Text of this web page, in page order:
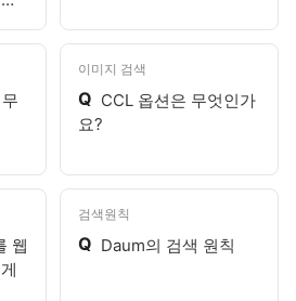
이미지 검색
Q CCL 옵션은 무엇인가
요?
웹
검색원칙
Q Daum의 검색 원칙